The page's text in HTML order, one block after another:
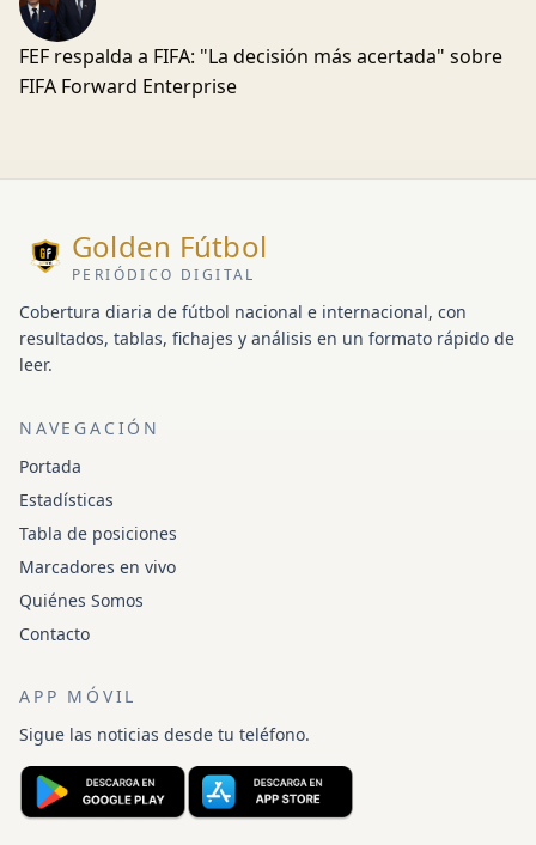
FEF respalda a FIFA: "La decisión más acertada" sobre
FIFA Forward Enterprise
Golden Fútbol
PERIÓDICO DIGITAL
Cobertura diaria de fútbol nacional e internacional, con
resultados, tablas, fichajes y análisis en un formato rápido de
leer.
NAVEGACIÓN
Portada
Estadísticas
Tabla de posiciones
Marcadores en vivo
Quiénes Somos
Contacto
APP MÓVIL
Sigue las noticias desde tu teléfono.